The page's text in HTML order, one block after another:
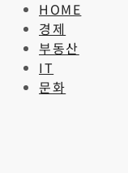
HOME
경제
부동산
IT
문화